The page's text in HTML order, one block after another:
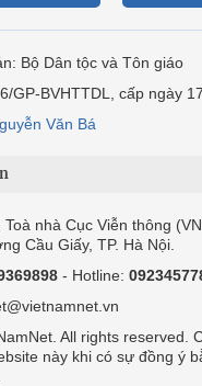
Bộ Dân tộc và Tôn giáo
GP-BVHTTDL, cấp ngày
Văn Bá
nhà Cục Viễn thông
Cầu Giấy, TP. Hà Nội.
- Hotline:
All rights reserved.
này khi có sự đồng ý